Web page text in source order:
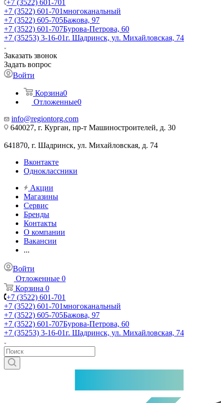
+7 (3522) 601-701
+7 (3522) 601-701многоканальный
+7 (3522) 605-705Бажова, 97
+7 (3522) 601-707Бурова-Петрова, 60
+7 (35253) 3-16-01г. Шадринск, ул. Михайловская, 74
Заказать звонок
Задать вопрос
Войти
Корзина0
Отложенные0
info@regiontorg.com
640027, г. Курган, пр-т Машиностроителей, д. 30
641870, г. Шадринск, ул. Михайловская, д. 74
Вконтакте
Одноклассники
Акции
Магазины
Сервис
Бренды
Контакты
О компании
Вакансии
...
Войти
Отложенные 0
Корзина 0
+7 (3522) 601-701
+7 (3522) 601-701многоканальный
+7 (3522) 605-705Бажова, 97
+7 (3522) 601-707Бурова-Петрова, 60
+7 (35253) 3-16-01г. Шадринск, ул. Михайловская, 74